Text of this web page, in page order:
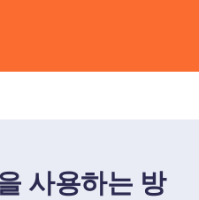
사용하는 방